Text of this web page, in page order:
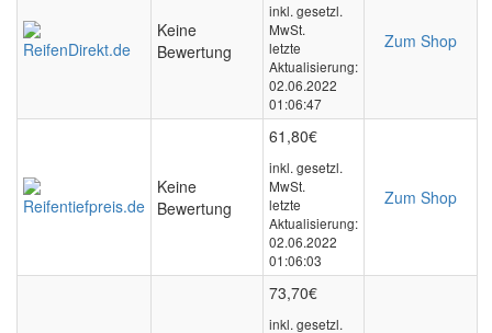
Keine
Bewertung
inkl. gesetzl.
MwSt.
letzte
Aktualisierung:
02.06.2022
01:06:47
Zum Shop
Keine
Bewertung
61,80€
inkl. gesetzl.
MwSt.
letzte
Aktualisierung:
02.06.2022
01:06:03
Zum Shop
73,70€
inkl. gesetzl.